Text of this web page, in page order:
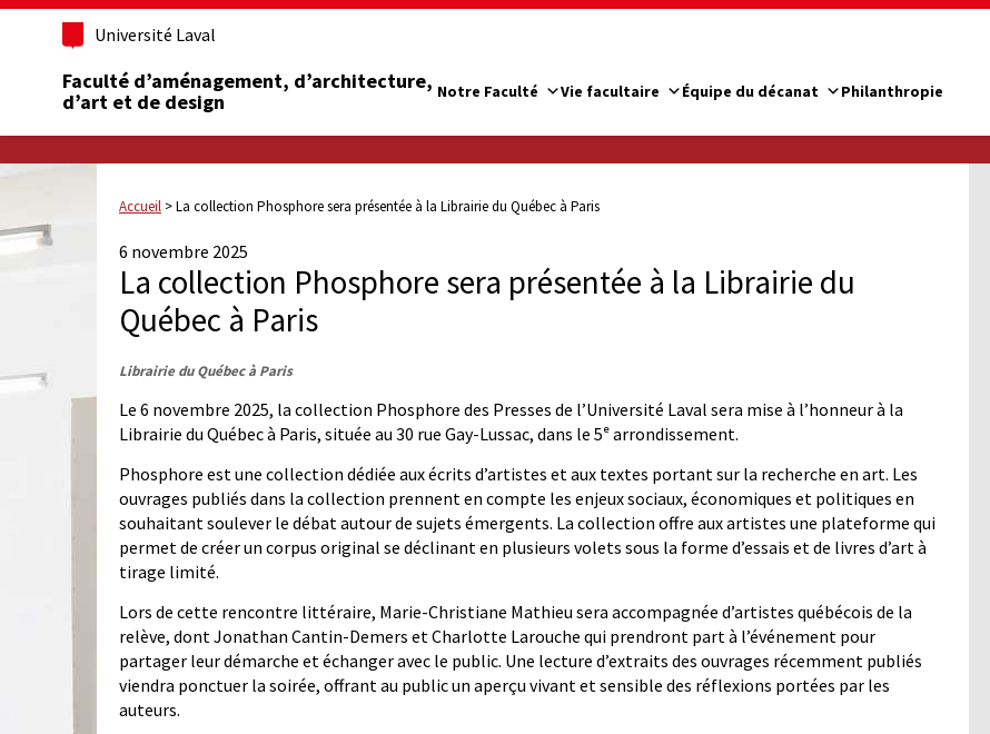
Université Laval
Faculté d’aménagement, d’architecture,
d’art et de design
Notre Faculté Vie facultaire Équipe du décanat Philanthropie
Accueil >La collection Phosphore sera présentée à la Librairie du Québec à Paris
6 novembre 2025
La collection Phosphore sera présentée à la Librairie du
Québec à Paris
Librairie du Québec à Paris
Le 6 novembre 2025, la collection Phosphore des Presses de l’Université Laval sera mise à l’honneur à la
Librairie du Québec à Paris, située au 30 rue Gay-Lussac, dans le 5ᵉ arrondissement.
Phosphore est une collection dédiée aux écrits d’artistes et aux textes portant sur la recherche en art. Les
ouvrages publiés dans la collection prennent en compte les enjeux sociaux, économiques et politiques en
souhaitant soulever le débat autour de sujets émergents. La collection offre aux artistes une plateforme qui
permet de créer un corpus original se déclinant en plusieurs volets sous la forme d’essais et de livres d’art à
tirage limité.
Lors de cette rencontre littéraire, Marie-Christiane Mathieu sera accompagnée d’artistes québécois de la
relève, dont Jonathan Cantin-Demers et Charlotte Larouche qui prendront part à l’événement pour
partager leur démarche et échanger avec le public. Une lecture d’extraits des ouvrages récemment publiés
viendra ponctuer la soirée, offrant au public un aperçu vivant et sensible des réflexions portées par les
auteurs.